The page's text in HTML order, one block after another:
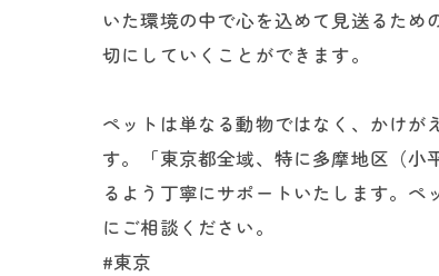
いた環境の中で心を込めて見送るた
切にしていくことができます。
ペットは単なる動物ではなく、かけ
す。「東京都全域、特に多摩地区（
るよう丁寧にサポートいたします。
にご相談ください。
#東京